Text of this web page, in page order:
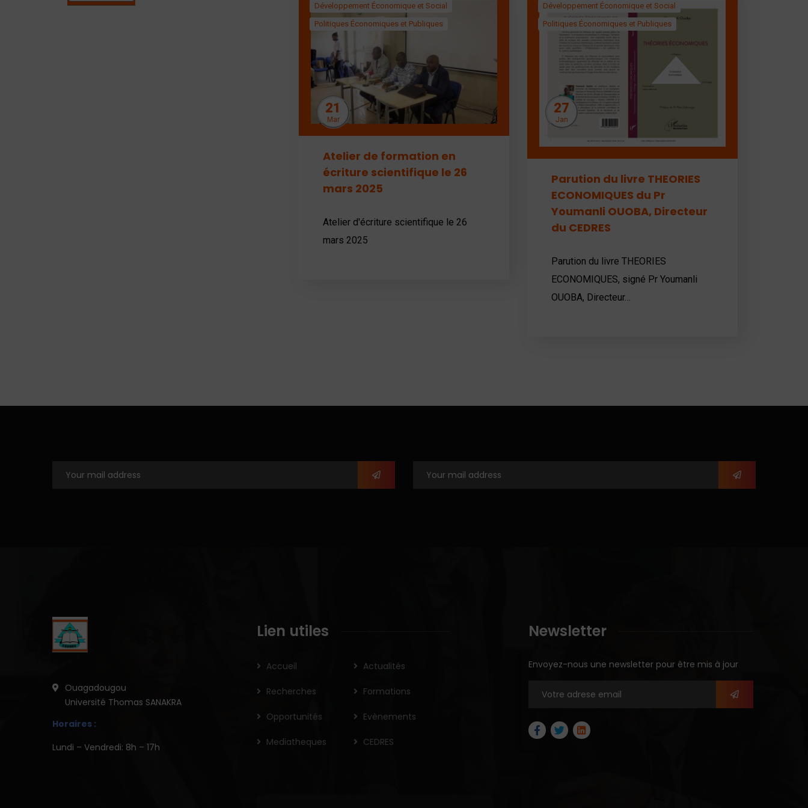
21
Mar
Développement Économique et Social
Politiques Économiques et Publiques
Atelier de formation en
écriture scientifique le 26
mars 2025
Atelier d'écriture scientifique le 26
mars 2025
27
Jan
Développement Économique et Social
Politiques Économiques et Publiques
Parution du livre THEORIES
ECONOMIQUES du Pr
Youmanli OUOBA, Directeur
du CEDRES
Parution du livre THEORIES
ECONOMIQUES, signé Pr Youmanli
OUOBA, Directeur…
Ouagadougou
Université Thomas SANAKRA
Horaires :
Lundi – Vendredi: 8h – 17h
Lien utiles
Accueil Actualités
Recherches Formations
Opportunités Evènements
Mediatheques CEDRES
Newsletter
Envoyez-nous une newsletter pour être mis à jour